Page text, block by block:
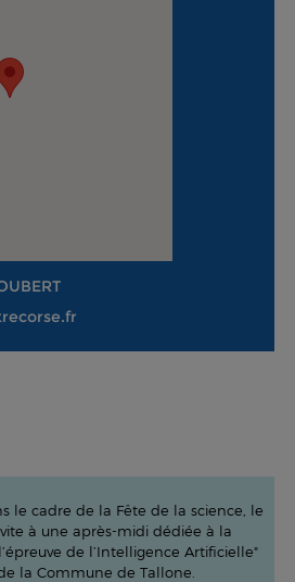
le cadre de la Fête de la science, le
à une après-midi dédiée à la
de l’Intelligence Artificielle"
la Commune de Tallone.